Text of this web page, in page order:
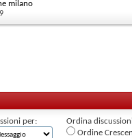
milano
per:
Ordina
Ordine